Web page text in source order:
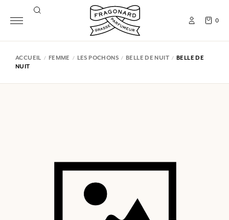
0
ACCUEIL FEMME LES POCHONS BELLE DE NUIT
BELLE DE
NUIT